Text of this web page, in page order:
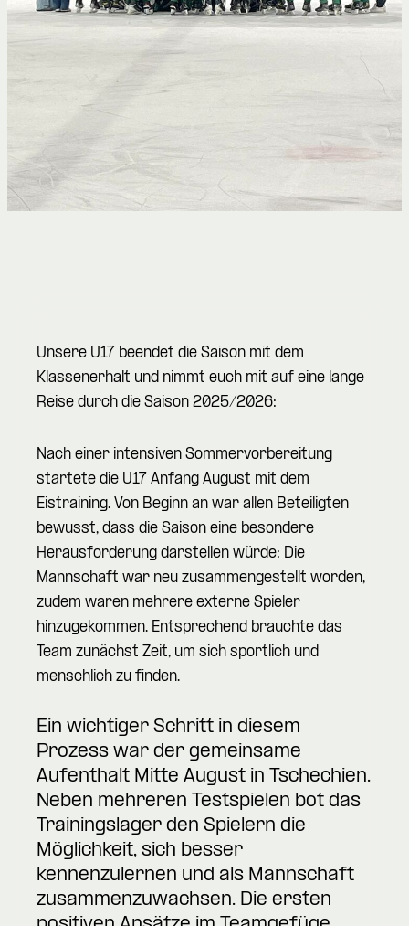
Unsere U17 beendet die Saison mit dem
Klassenerhalt und nimmt euch mit auf eine lange
Reise durch die Saison 2025/2026:
Nach einer intensiven Sommervorbereitung
startete die U17 Anfang August mit dem
Eistraining. Von Beginn an war allen Beteiligten
bewusst, dass die Saison eine besondere
Herausforderung darstellen würde: Die
Mannschaft war neu zusammengestellt worden,
zudem waren mehrere externe Spieler
hinzugekommen. Entsprechend brauchte das
Team zunächst Zeit, um sich sportlich und
menschlich zu finden.
Ein wichtiger Schritt in diesem
Prozess war der gemeinsame
Aufenthalt Mitte August in Tschechien.
Neben mehreren Testspielen bot das
Trainingslager den Spielern die
Möglichkeit, sich besser
kennenzulernen und als Mannschaft
zusammenzuwachsen. Die ersten